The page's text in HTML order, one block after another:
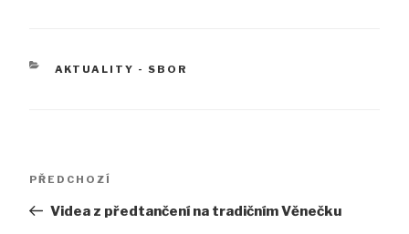
RUBRIKY
AKTUALITY - SBOR
příspěvek
Předchozí
PŘEDCHOZÍ
Videa z předtančení na tradičním Věnečku